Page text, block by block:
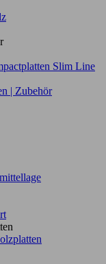
Slim Line
| Zubehör